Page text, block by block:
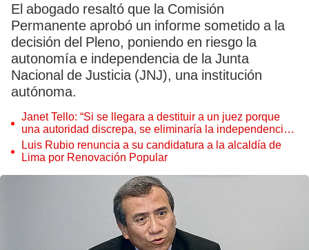
El abogado resaltó que la Comisión
Permanente aprobó un informe sometido a la
decisión del Pleno, poniendo en riesgo la
autonomía e independencia de la Junta
Nacional de Justicia (JNJ), una institución
autónoma.
Janet Tello: “Si se llegara a destituir a un juez porque
una autoridad discrepa, se eliminaría la independencia
judicial”
Luis Rubio renuncia a su candidatura a la alcaldía de
Lima por Renovación Popular